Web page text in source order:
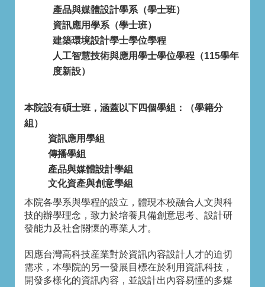
產品與媒體設計學系（學士班）
資訊應用學系（學士班）
建築環境設計學士學位學程
人工智慧技術與應用學士學位學程（115學年
度新設）
本院設有碩士班，涵蓋以下四個學組：（學籍分
組）
資訊應用學組
傳播學組
產品與媒體設計學組
文化資產與創意學組
本院各學系與學程的設立，體現本校融合人文與科
技的辦學理念，致力於培養具備創意思考、設計研
發能力及社會關懷的專業人才。
因應台灣高科技産業對於資訊內容設計人才的迫切
需求，本學院的另一發展目標在於利用資訊科技，
開發多樣化的資訊內容，並設計出內容易懂的多媒